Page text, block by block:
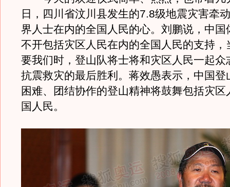
日，四川省汶川县发生的7.8级地震灾害牵
界人士在内的全国人民的心。刘鹏说，中国
不开包括灾区人民在内的全国人民的支持，
要我们时，登山队将士将和灾区人民一起众
抗震救灾的最后胜利。蒋效愚表示，中国登
困难、团结协作的登山精神将鼓舞包括灾区
国人民。